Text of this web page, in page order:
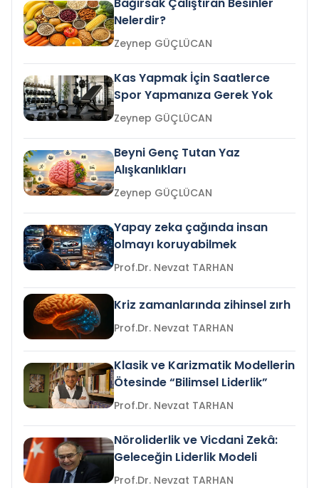
Nelerdir?
Zeynep GÜÇLÜCAN
Kas Yapmak İçin Saatlerce
Spor Yapmanıza Gerek Yok
Zeynep GÜÇLÜCAN
Beyni Genç Tutan Yaz
Alışkanlıkları
Zeynep GÜÇLÜCAN
Yapay zeka çağında insan
olmayı koruyabilmek
Prof.Dr. Nevzat TARHAN
Kriz zamanlarında zihinsel zırh
Prof.Dr. Nevzat TARHAN
Klasik ve Karizmatik Modellerin
Ötesinde “Bilimsel Liderlik”
Prof.Dr. Nevzat TARHAN
Nöroliderlik ve Vicdani Zekâ:
Geleceğin Liderlik Modeli
Prof.Dr. Nevzat TARHAN